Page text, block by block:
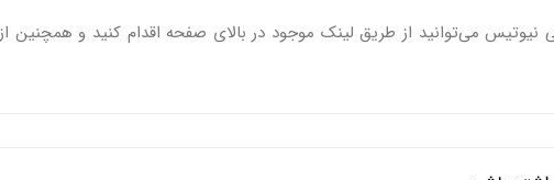
نیوتیس می‌توانید از طریق لینک موجود در بالای صفحه اقدام کنید و همچنین